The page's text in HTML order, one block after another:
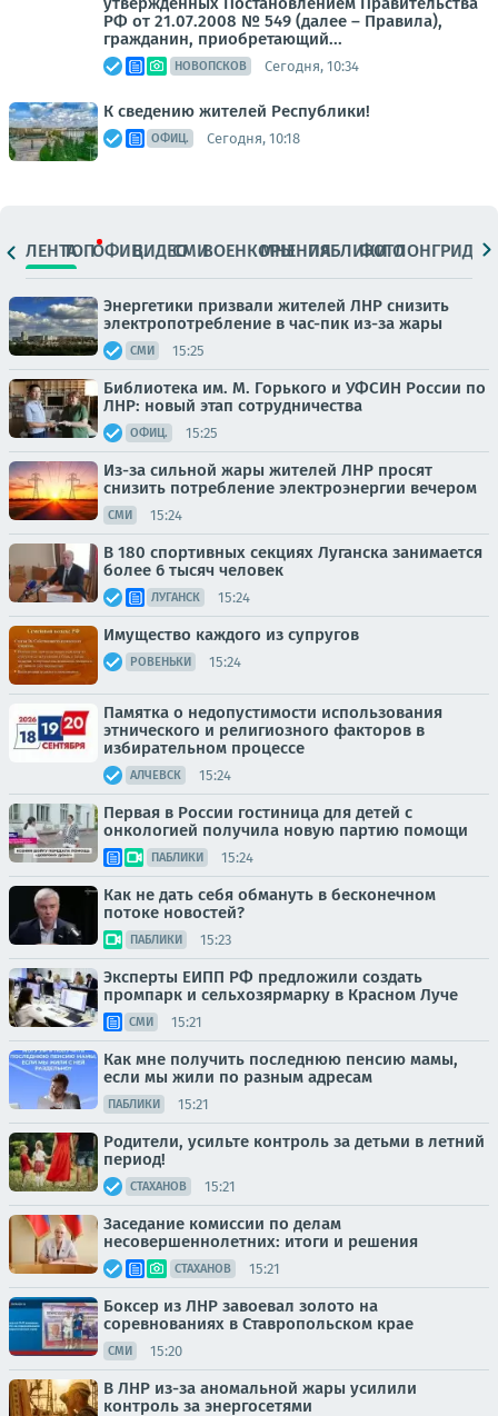
РФ от 21.07.2008 № 549 (далее – Правила),
гражданин, приобретающий...
НОВОПСКОВ Сегодня, 10:34
К сведению жителей Республики!
ОФИЦ. Сегодня, 10:18
ЛЕНТАТОПОФИЦ.ВИДЕОСМИВОЕНКОРЫМНЕНИЯПАБЛИКИ
ФОТОЛОНГРИДЫ
Энергетики призвали жителей ЛНР снизить
электропотребление в час-пик из-за жары
СМИ 15:25
Библиотека им. М. Горького и УФСИН России по
ЛНР: новый этап сотрудничества
ОФИЦ. 15:25
Из-за сильной жары жителей ЛНР просят
снизить потребление электроэнергии вечером
СМИ 15:24
В 180 спортивных секциях Луганска занимается
более 6 тысяч человек
ЛУГАНСК 15:24
Имущество каждого из супругов
РОВЕНЬКИ 15:24
Памятка о недопустимости использования
этнического и религиозного факторов в
избирательном процессе
АЛЧЕВСК 15:24
Первая в России гостиница для детей с
онкологией получила новую партию помощи
ПАБЛИКИ 15:24
Как не дать себя обмануть в бесконечном
потоке новостей?
ПАБЛИКИ 15:23
Эксперты ЕИПП РФ предложили создать
промпарк и сельхозярмарку в Красном Луче
СМИ 15:21
Как мне получить последнюю пенсию мамы,
если мы жили по разным адресам
ПАБЛИКИ 15:21
Родители, усильте контроль за детьми в летний
период!
СТАХАНОВ 15:21
Заседание комиссии по делам
несовершеннолетних: итоги и решения
СТАХАНОВ 15:21
Боксер из ЛНР завоевал золото на
соревнованиях в Ставропольском крае
СМИ 15:20
В ЛНР из-за аномальной жары усилили
контроль за энергосетями